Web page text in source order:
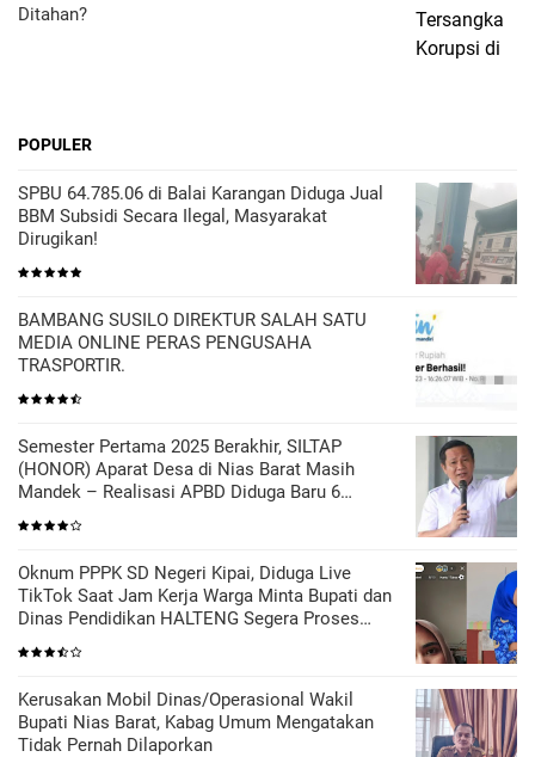
Ditahan?
POPULER
SPBU 64.785.06 di Balai Karangan Diduga Jual
BBM Subsidi Secara Ilegal, Masyarakat
Dirugikan!
BAMBANG SUSILO DIREKTUR SALAH SATU
MEDIA ONLINE PERAS PENGUSAHA
TRASPORTIR.
Semester Pertama 2025 Berakhir, SILTAP
(HONOR) Aparat Desa di Nias Barat Masih
Mandek – Realisasi APBD Diduga Baru 6
Persen
Oknum PPPK SD Negeri Kipai, Diduga Live
TikTok Saat Jam Kerja Warga Minta Bupati dan
Dinas Pendidikan HALTENG Segera Proses
Sesuai Hukum
Kerusakan Mobil Dinas/Operasional Wakil
Bupati Nias Barat, Kabag Umum Mengatakan
Tidak Pernah Dilaporkan